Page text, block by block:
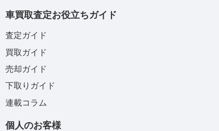
車買取査定お役立ちガイド
査定ガイド
買取ガイド
売却ガイド
下取りガイド
連載コラム
個人のお客様